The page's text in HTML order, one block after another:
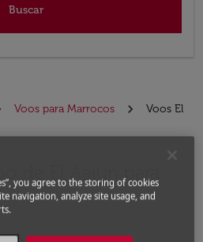
Buscar
Voos para Marrocos
Voos El
de El Aaiún para
you agree to the storing of cookies
navigation, analyze site usage, and